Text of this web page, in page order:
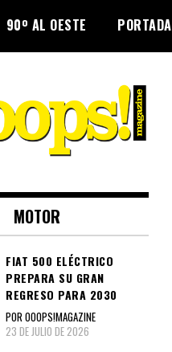
90º AL OESTE PORTADA
Magazine
para estar al tanto de
que sigues, todo
en un mismo lugar.
MOTOR
FIAT 500 ELÉCTRICO
PREPARA SU GRAN
REGRESO PARA 2030
POR OOOPS!MAGAZINE
23 DE JULIO DE 2026